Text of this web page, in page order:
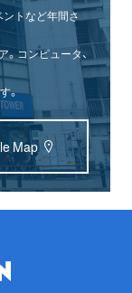
ントなど年間さ
コンピュータ、
。
Map